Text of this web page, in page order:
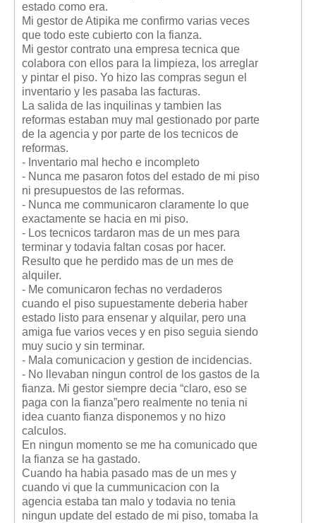
estado como era.
Mi gestor de Atipika me confirmo varias veces
que todo este cubierto con la fianza.
Mi gestor contrato una empresa tecnica que
colabora con ellos para la limpieza, los arreglar
y pintar el piso. Yo hizo las compras segun el
inventario y les pasaba las facturas.
La salida de las inquilinas y tambien las
reformas estaban muy mal gestionado por parte
de la agencia y por parte de los tecnicos de
reformas.
- Inventario mal hecho e incompleto
- Nunca me pasaron fotos del estado de mi piso
ni presupuestos de las reformas.
- Nunca me communicaron claramente lo que
exactamente se hacia en mi piso.
- Los tecnicos tardaron mas de un mes para
terminar y todavia faltan cosas por hacer.
Resulto que he perdido mas de un mes de
alquiler.
- Me comunicaron fechas no verdaderos
cuando el piso supuestamente deberia haber
estado listo para ensenar y alquilar, pero una
amiga fue varios veces y en piso seguia siendo
muy sucio y sin terminar.
- Mala comunicacion y gestion de incidencias.
- No llevaban ningun control de los gastos de la
fianza. Mi gestor siempre decia “claro, eso se
paga con la fianza”pero realmente no tenia ni
idea cuanto fianza disponemos y no hizo
calculos.
En ningun momento se me ha comunicado que
la fianza se ha gastado.
Cuando ha habia pasado mas de un mes y
cuando vi que la cummunicacion con la
agencia estaba tan malo y todavia no tenia
ningun update del estado de mi piso, tomaba la